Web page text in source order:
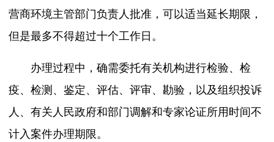
营商环境主管部门负责人批准，可以适当延长期限，
但是最多不得超过十个工作日。
办理过程中，确需委托有关机构进行检验、检
疫、检测、鉴定、评估、评审、勘验，以及组织投诉
人、有关人民政府和部门调解和专家论证所用时间不
计入案件办理期限。